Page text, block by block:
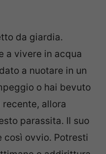
da giardia.
a vivere in acqua
a nuotare in un
o hai bevuto
allora
parassita. Il suo
così ovvio. Potresti